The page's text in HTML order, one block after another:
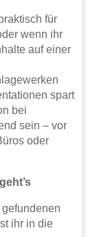
für
wenn ihr
auf einer
spart
bei
sein – vor
oder
ihr in die